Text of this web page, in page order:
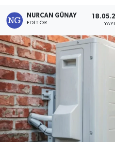
NURCAN GÜNAY
EDITÖR
Eğitim
Ekonomi
Emet
Foto Galeri